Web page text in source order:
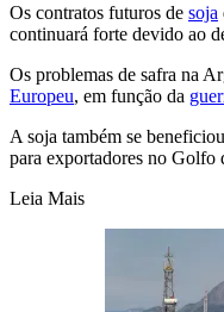
Os contratos futuros de soja
continuará forte devido ao
Os problemas de safra na
Europeu, em função da
A soja também se
para exportadores no Golfo
Leia Mais